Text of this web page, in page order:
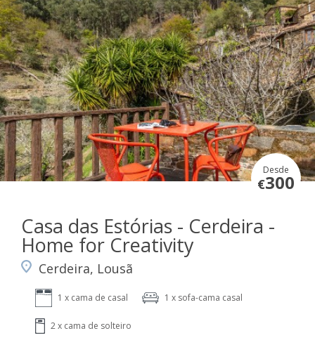
Desde
€300
Casa das Estórias - Cerdeira -
Home for Creativity
Cerdeira, Lousã
1 x cama de casal 1 x sofa-cama casal
2 x cama de solteiro